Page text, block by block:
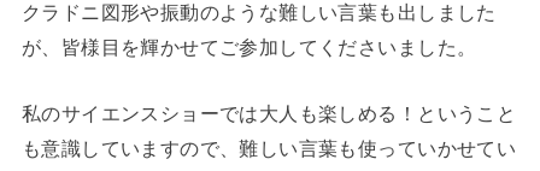
クラドニ図形や振動のような難しい言葉も出しました
が、皆様目を輝かせてご参加してくださいました。
私のサイエンスショーでは大人も楽しめる！ということ
も意識していますので、難しい言葉も使っていかせてい